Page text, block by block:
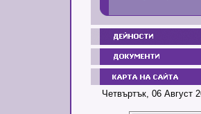
Четвъртък, 06 Август